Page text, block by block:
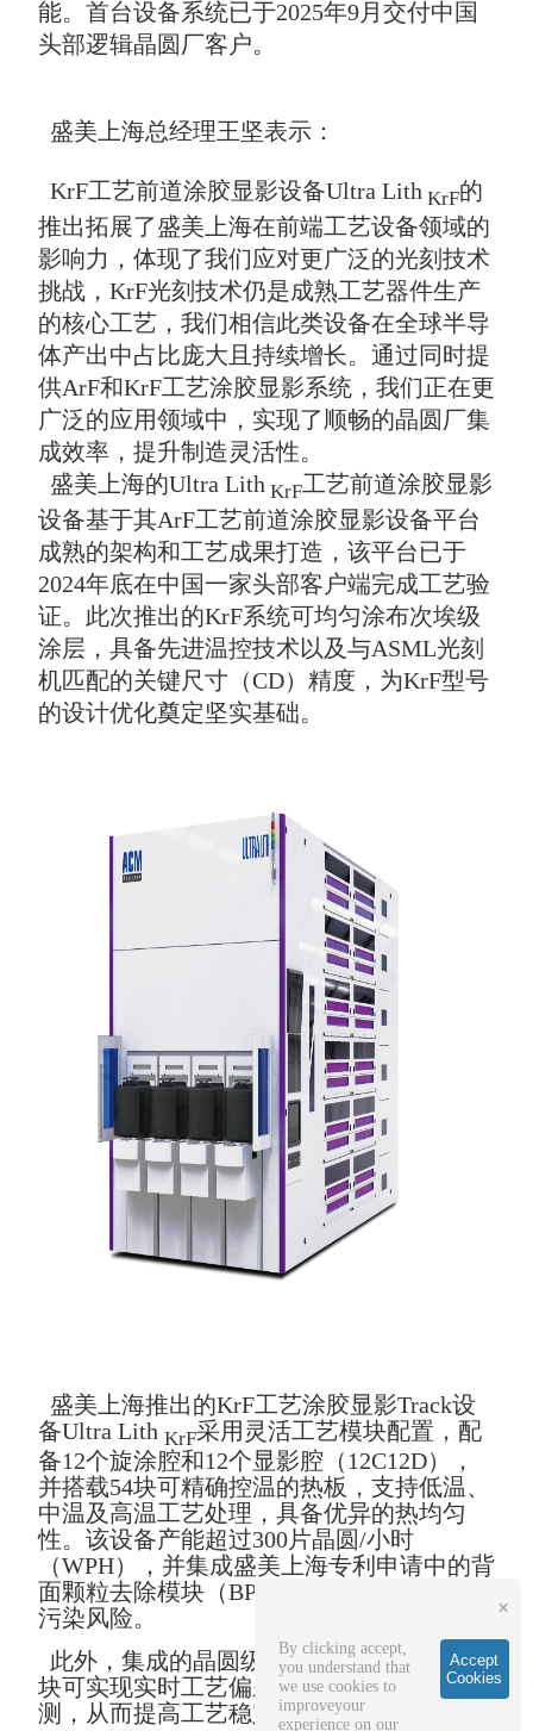
×
By clicking accept,
you understand that
we use cookies to
improveyour
experience on our
Accept
Cookies
能。首台设备系统已于2025年9月交付中国
头部逻辑晶圆厂客户。
盛美上海总经理王坚表示：
KrF工艺前道涂胶显影设备Ultra LithKrF的
推出拓展了盛美上海在前端工艺设备领域的
影响力，体现了我们应对更广泛的光刻技术
挑战，KrF光刻技术仍是成熟工艺器件生产
的核心工艺，我们相信此类设备在全球半导
体产出中占比庞大且持续增长。通过同时提
供ArF和KrF工艺涂胶显影系统，我们正在更
广泛的应用领域中，实现了顺畅的晶圆厂集
成效率，提升制造灵活性。
盛美上海的Ultra LithKrF工艺前道涂胶显影
设备基于其ArF工艺前道涂胶显影设备平台
成熟的架构和工艺成果打造，该平台已于
2024年底在中国一家头部客户端完成工艺验
证。此次推出的KrF系统可均匀涂布次埃级
涂层，具备先进温控技术以及与ASML光刻
机匹配的关键尺寸（CD）精度，为KrF型号
的设计优化奠定坚实基础。
盛美上海推出的KrF工艺涂胶显影Track设
备Ultra Lith KrF采用灵活工艺模块配置，配
备12个旋涂腔和12个显影腔（12C12D），
并搭载54块可精确控温的热板，支持低温、
中温及高温工艺处理，具备优异的热均匀
性。该设备产能超过300片晶圆/小时
（WPH），并集成盛美上海专利申请中的背
面颗粒去除模块（BPRV），有效降低交叉
污染风险。
此外，集成的晶圆级异常检测（WSOI）模
块可实现实时工艺偏差检测和良率异常监
测，从而提高工艺稳定性和生产效率。